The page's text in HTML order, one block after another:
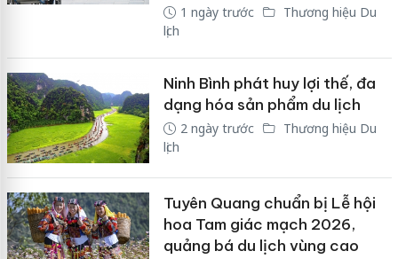
1 ngày trước
Thương hiệu Du
lịch
Ninh Bình phát huy lợi thế, đa
dạng hóa sản phẩm du lịch
2 ngày trước
Thương hiệu Du
lịch
Tuyên Quang chuẩn bị Lễ hội
hoa Tam giác mạch 2026,
quảng bá du lịch vùng cao